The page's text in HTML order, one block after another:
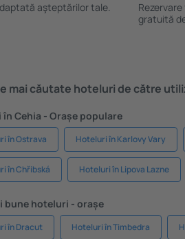
aşteptărilor tale.
gratuită
mai căutate hoteluri de către
Cehia - Orașe populare
în Ostrava Hoteluri în Karlovy Vary
în Chřibská Hoteluri în Lipova Lazne
bune hoteluri - orașe
în Dracut Hoteluri în Timbedra